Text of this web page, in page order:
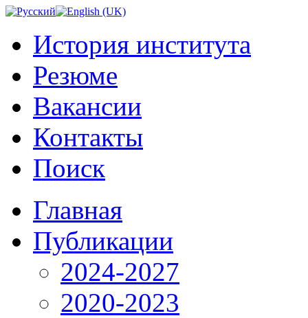
История института
Резюме
Вакансии
Контакты
Поиск
Главная
Публикации
2024-2027
2020-2023